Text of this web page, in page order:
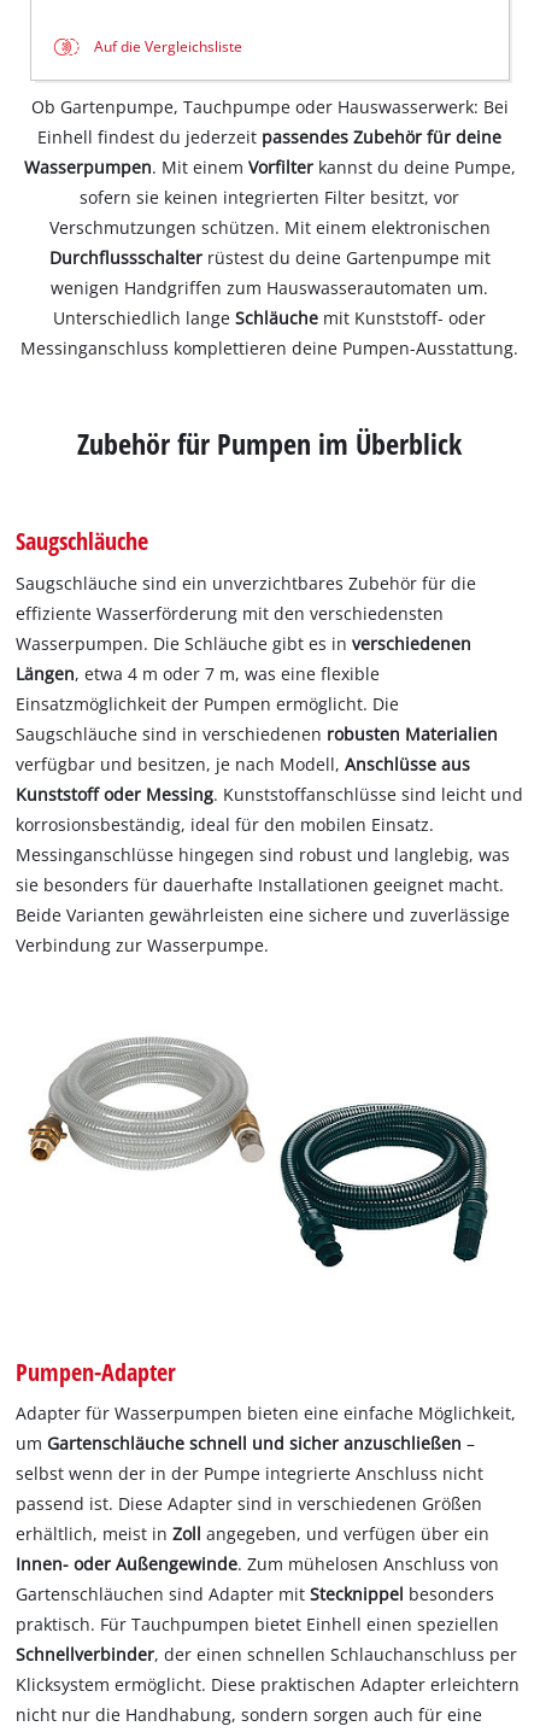
Auf die Vergleichsliste
Ob Gartenpumpe, Tauchpumpe oder Hauswasserwerk: Bei
Einhell findest du jederzeit passendes Zubehör für deine
Wasserpumpen. Mit einem Vorfilter kannst du deine Pumpe,
sofern sie keinen integrierten Filter besitzt, vor
Verschmutzungen schützen. Mit einem elektronischen
Durchflussschalter rüstest du deine Gartenpumpe mit
wenigen Handgriffen zum Hauswasserautomaten um.
Unterschiedlich langeSchläuche mit Kunststoff- oder
Messinganschluss komplettieren deine Pumpen-Ausstattung.
Zubehör für Pumpen im Überblick
Saugschläuche
Saugschläuche sind ein unverzichtbares Zubehör für die
effiziente Wasserförderung mit den verschiedensten
Wasserpumpen. Die Schläuche gibt es inverschiedenen
Längen, etwa 4 m oder 7 m, was eine flexible
Einsatzmöglichkeit der Pumpen ermöglicht. Die
Saugschläuche sind in verschiedenen robusten Materialien
verfügbar und besitzen, je nach Modell,Anschlüsse aus
Kunststoff oder Messing. Kunststoffanschlüsse sind leicht und
korrosionsbeständig, ideal für den mobilen Einsatz.
Messinganschlüsse hingegen sind robust und langlebig, was
sie besonders für dauerhafte Installationen geeignet macht.
Beide Varianten gewährleisten eine sichere und zuverlässige
Verbindung zur Wasserpumpe.
Pumpen-Adapter
Adapter für Wasserpumpen bieten eine einfache Möglichkeit,
um Gartenschläuche schnell und sicher anzuschließen –
selbst wenn der in der Pumpe integrierte Anschluss nicht
passend ist. Diese Adapter sind in verschiedenen Größen
erhältlich, meist inZoll angegeben, und verfügen über ein
Innen- oder Außengewinde. Zum mühelosen Anschluss von
Gartenschläuchen sind Adapter mitStecknippel besonders
praktisch. Für Tauchpumpen bietet Einhell einen speziellen
Schnellverbinder, der einen schnellen Schlauchanschluss per
Klicksystem ermöglicht. Diese praktischen Adapter erleichtern
nicht nur die Handhabung, sondern sorgen auch für eine